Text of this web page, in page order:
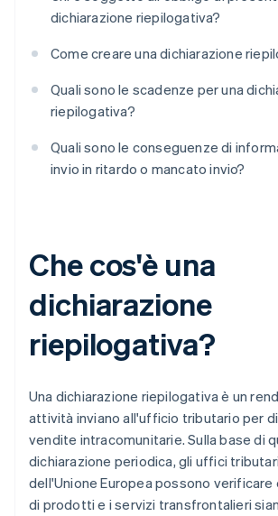
dichiarazione riepilogativa?
Come creare una dichiarazione
Quali sono le scadenze per una
riepilogativa?
Quali sono le conseguenze di
invio in ritardo o mancato invio?
Che cos'è una
dichiarazione
riepilogativa?
Una dichiarazione riepilogativa è un
attività inviano all'ufficio tributario per
vendite intracomunitarie. Sulla base di
dichiarazione periodica, gli uffici
dell'Unione Europea possono verificare
di prodotti e i servizi transfrontalieri